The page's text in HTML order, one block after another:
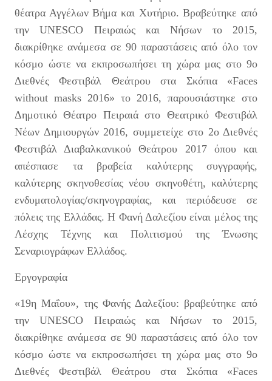
θέατρα Αγγέλων Βήμα και Χυτήριο. Βραβεύτηκε από
την UNESCO Πειραιώς και Νήσων το 2015,
διακρίθηκε ανάμεσα σε 90 παραστάσεις από όλο τον
κόσμο ώστε να εκπροσωπήσει τη χώρα μας στο 9ο
Διεθνές Φεστιβάλ Θεάτρου στα Σκόπια «Faces
without masks 2016» το 2016, παρουσιάστηκε στο
Δημοτικό Θέατρο Πειραιά στο Θεατρικό Φεστιβάλ
Νέων Δημιουργών 2016, συμμετείχε στο 2ο Διεθνές
Φεστιβάλ Διαβαλκανικού Θεάτρου 2017 όπου και
απέσπασε τα βραβεία καλύτερης συγγραφής,
καλύτερης σκηνοθεσίας νέου σκηνοθέτη, καλύτερης
ενδυματολογίας/σκηνογραφίας, και περιόδευσε σε
πόλεις της Ελλάδας. Η Φανή Δαλεζίου είναι μέλος της
Λέσχης Τέχνης και Πολιτισμού της Ένωσης
Σεναριογράφων Ελλάδος.
Εργογραφία
«19η Μαΐου», της Φανής Δαλεζίου: βραβεύτηκε από
την UNESCO Πειραιώς και Νήσων το 2015,
διακρίθηκε ανάμεσα σε 90 παραστάσεις από όλο τον
κόσμο ώστε να εκπροσωπήσει τη χώρα μας στο 9ο
Διεθνές Φεστιβάλ Θεάτρου στα Σκόπια «Faces